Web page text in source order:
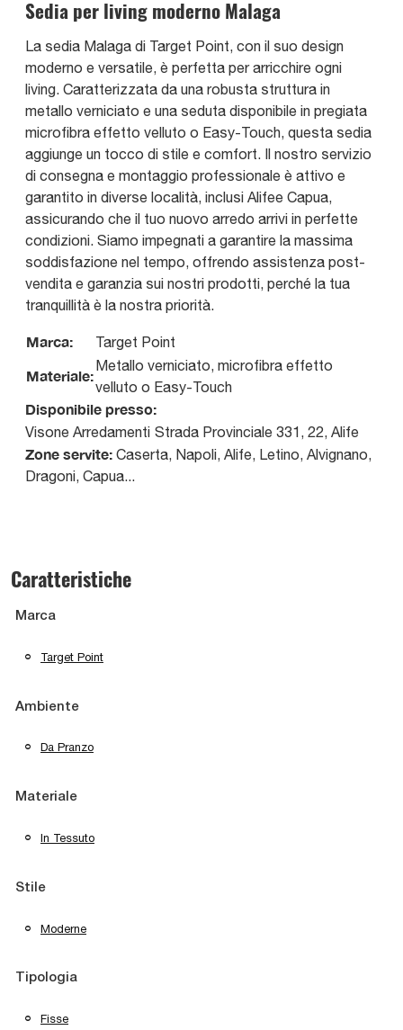
Sedia per living moderno Malaga
La sedia Malaga di Target Point, con il suo design
moderno e versatile, è perfetta per arricchire ogni
living. Caratterizzata da una robusta struttura in
metallo verniciato e una seduta disponibile in pregiata
microfibra effetto velluto o Easy-Touch, questa sedia
aggiunge un tocco di stile e comfort. Il nostro servizio
di consegna e montaggio professionale è attivo e
garantito in diverse località, inclusi Alifee Capua,
assicurando che il tuo nuovo arredo arrivi in perfette
condizioni. Siamo impegnati a garantire la massima
soddisfazione nel tempo, offrendo assistenza post-
vendita e garanzia sui nostri prodotti, perché la tua
tranquillità è la nostra priorità.
Marca: Target Point
Materiale:
Metallo verniciato, microfibra effetto
velluto o Easy-Touch
Disponibile presso:
Visone Arredamenti Strada Provinciale 331, 22, Alife
Zone servite: Caserta, Napoli, Alife, Letino, Alvignano,
Dragoni, Capua...
Caratteristiche
Marca
Target Point
Ambiente
Da Pranzo
Materiale
In Tessuto
Stile
Moderne
Tipologia
Fisse